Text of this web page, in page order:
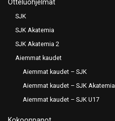
Otteluohjelmat
SJK
SJK Akatemia
SJK Akatemia 2
Aiemmat kaudet
Aiemmat kaudet – SJK
Aiemmat kaudet – SJK Akatemia
Aiemmat kaudet – SJK U17